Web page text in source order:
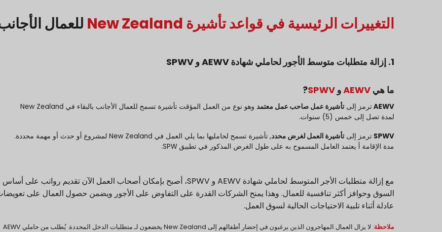
التغييرات الرئيسية في قواعد تأشيرة New Zealand للعمال
1. إزالة متطلبات متوسط الأجور لحاملي شهادة AEWV و SPWV
ما هيAEWV وSPWV
?
AEWVترمز إلىتأشيرة عمل صاحب عمل معتمد وهو نوع من العمل المؤقت
تأشيرة تسمح للعمال الأجانب بالبقاء في New Zealand
لمدة تصل إلى خمس (5) سنوات.
SPWV ترمز إلىتأشيرة العمل لغرض محدد, تأشيرة تسمح لحامليها بما يلي
العمل في New Zealand لمشروع أو حدث أو مهمة محددة.
مدة الإقامة أ يعتمد العامل المسموح به على طول الغرض المذكور في تطبيقSPW.
مع إزالة متطلبات الأجر المتوسط لحاملي شهادة AEWV و SPWV، أصبح بإمكان أصحاب العمل الآن تقديم رواتب على أساس
السوق وحوافز أكثر تنافسية للعمال. وهذا يمنح الشركات القدرة على التفاوض على الأجور ويضمن حصول العمال على
عادلة أثناء تلبية الاحتياجات الحالية لسوق العمل.
ملاحظة: لا يزال العمال المهاجرون الذين يرغبون في إحضار أطفالهم إلى New Zealand يخضعون لـ متطلبات الدخل المحددة.
يُطلب من حاملي AEWV